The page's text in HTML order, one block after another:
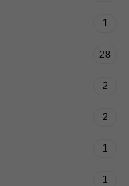
1
28
2
2
1
1